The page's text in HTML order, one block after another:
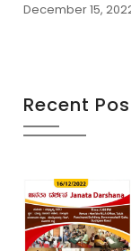
December 15,
Recent